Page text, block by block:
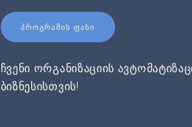
ᲞᲠᲝᲒᲠᲐᲛᲘᲡ ᲤᲐᲡᲘ
ჩვენი ორგანიზაციის
ბიზნესისთვის!